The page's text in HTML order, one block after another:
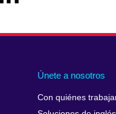
Únete a nosotros
Con quiénes